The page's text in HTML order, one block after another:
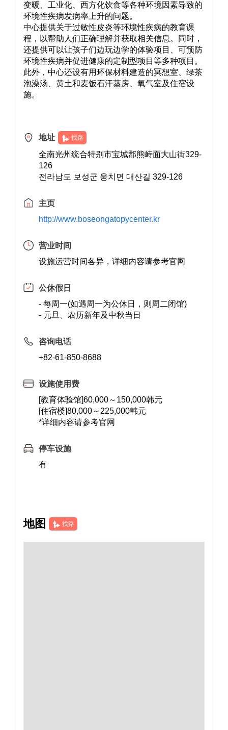
变暖、工业化、西方化饮食等各种环境因素导致的
环境性疾病发病率上升的问题。
中心提供关于过敏性皮炎等环境性疾病的教育课
程，以帮助人们正确理解并获取相关信息。同时，
还提供可以让孩子们边玩边学的体验项目、可预防
环境性疾病并促进健康的定制型项目等多种项目。
此外，中心还设有用环保材料建造的冥想室、绿茶
泡澡汤、黄土和麦饭石汗蒸房、氧气室及住宿设
施。
地址 找路
全南光州统合特别市宝城郡熊峙面大山街329-
126
전라남도 보성군 웅치면 대산길 329-126
主页
http://www.boseongatopycenter.kr
营业时间
设施运营时间各异，详细内容请参考官网
公休假日
- 每周一(如遇周一为公休日，则周二闭馆)
- 元旦、农历新年及中秋当日
咨询电话
+82-61-850-8688
设施使用费
[教育体验馆]60,000～150,000韩元
[住宿楼]80,000～225,000韩元
*详细内容请参考官网
停车设施
有
地图 找路